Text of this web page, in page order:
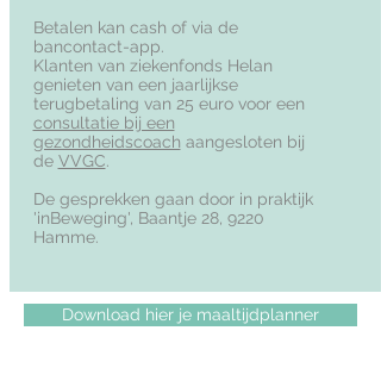
Betalen kan cash of via de
bancontact-app.
Klanten van ziekenfonds Helan
genieten van een jaarlijkse
terugbetaling van 25 euro voor een
consultatie bij een
gezondheidscoach aangesloten bij
de VVGC.
De gesprekken gaan door in praktijk
'inBeweging', Baantje 28, 9220
Hamme.
Download hier je maaltijdplanner